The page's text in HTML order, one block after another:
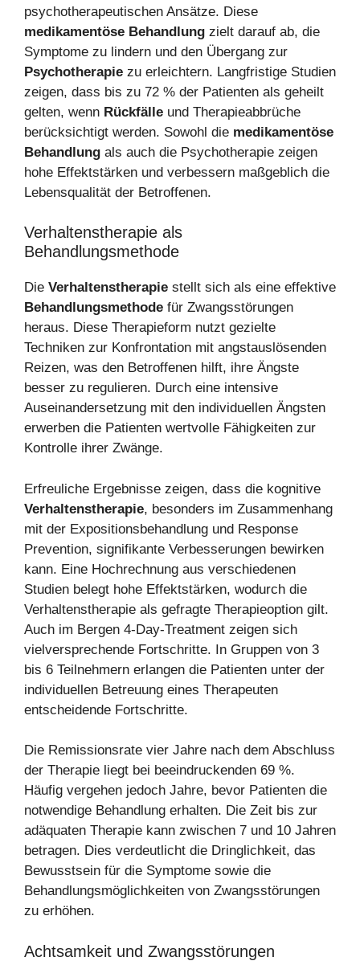
psychotherapeutischen Ansätze. Diese
medikamentöse Behandlung zielt darauf ab, die
Symptome zu lindern und den Übergang zur
Psychotherapie zu erleichtern. Langfristige Studien
zeigen, dass bis zu 72 % der Patienten als geheilt
gelten, wenn Rückfälle und Therapieabbrüche
berücksichtigt werden. Sowohl die medikamentöse
Behandlung als auch die Psychotherapie zeigen
hohe Effektstärken und verbessern maßgeblich die
Lebensqualität der Betroffenen.
Verhaltenstherapie als
Behandlungsmethode
Die Verhaltenstherapie stellt sich als eine effektive
Behandlungsmethode für Zwangsstörungen
heraus. Diese Therapieform nutzt gezielte
Techniken zur Konfrontation mit angstauslösenden
Reizen, was den Betroffenen hilft, ihre Ängste
besser zu regulieren. Durch eine intensive
Auseinandersetzung mit den individuellen Ängsten
erwerben die Patienten wertvolle Fähigkeiten zur
Kontrolle ihrer Zwänge.
Erfreuliche Ergebnisse zeigen, dass die kognitive
Verhaltenstherapie, besonders im Zusammenhang
mit der Expositionsbehandlung und Response
Prevention, signifikante Verbesserungen bewirken
kann. Eine Hochrechnung aus verschiedenen
Studien belegt hohe Effektstärken, wodurch die
Verhaltenstherapie als gefragte Therapieoption gilt.
Auch im Bergen 4-Day-Treatment zeigen sich
vielversprechende Fortschritte. In Gruppen von 3
bis 6 Teilnehmern erlangen die Patienten unter der
individuellen Betreuung eines Therapeuten
entscheidende Fortschritte.
Die Remissionsrate vier Jahre nach dem Abschluss
der Therapie liegt bei beeindruckenden 69 %.
Häufig vergehen jedoch Jahre, bevor Patienten die
notwendige Behandlung erhalten. Die Zeit bis zur
adäquaten Therapie kann zwischen 7 und 10 Jahren
betragen. Dies verdeutlicht die Dringlichkeit, das
Bewusstsein für die Symptome sowie die
Behandlungsmöglichkeiten von Zwangsstörungen
zu erhöhen.
Achtsamkeit und Zwangsstörungen